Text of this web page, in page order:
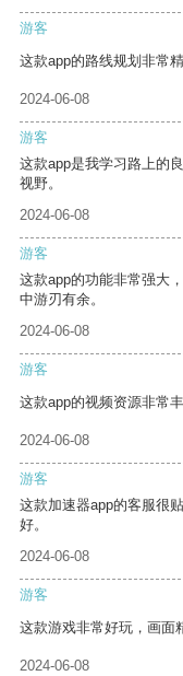
游客
这款app的路线规划非常
2024-06-08
游客
这款app是我学习路上的
视野。
2024-06-08
游客
这款app的功能非常强大
中游刃有余。
2024-06-08
游客
这款app的视频资源非常
2024-06-08
游客
这款加速器app的客服很
好。
2024-06-08
游客
这款游戏非常好玩，画面
2024-06-08